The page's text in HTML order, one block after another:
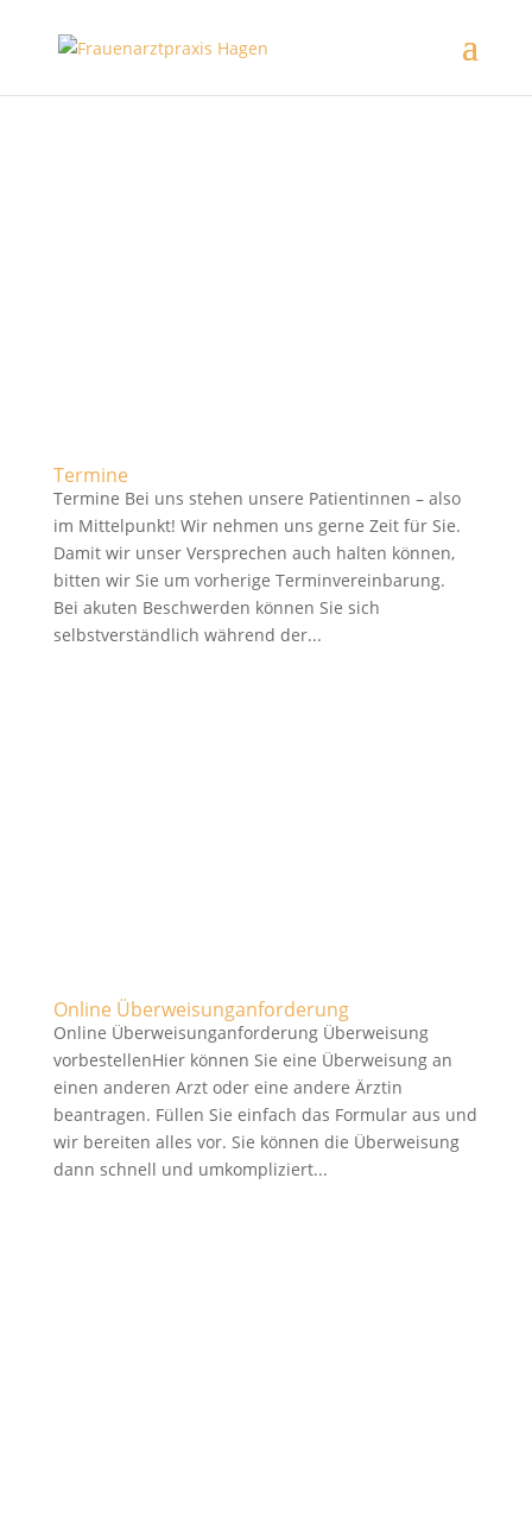
Termine
Termine Bei uns stehen unsere Patientinnen – also
im Mittelpunkt! Wir nehmen uns gerne Zeit für Sie.
Damit wir unser Versprechen auch halten können,
bitten wir Sie um vorherige Terminvereinbarung.
Bei akuten Beschwerden können Sie sich
selbstverständlich während der...
Online Überweisunganforderung
Online Überweisunganforderung Überweisung
vorbestellenHier können Sie eine Überweisung an
einen anderen Arzt oder eine andere Ärztin
beantragen. Füllen Sie einfach das Formular aus und
wir bereiten alles vor. Sie können die Überweisung
dann schnell und umkompliziert...